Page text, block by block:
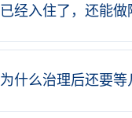
已经入住了，还能做
为什么治理后还要